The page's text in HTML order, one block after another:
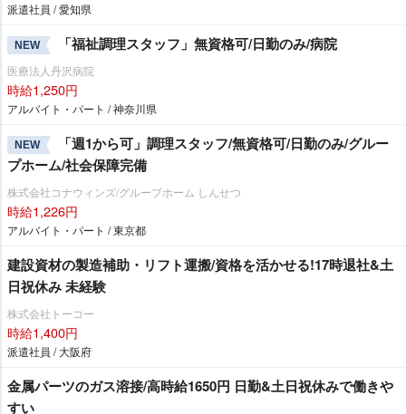
派遣社員 / 愛知県
NEW 「福祉調理スタッフ」無資格可/日勤のみ/病院
医療法人丹沢病院
時給1,250円
アルバイト・パート / 神奈川県
NEW
「週1から可」調理スタッフ/無資格可/日勤のみ/グルー
プホーム/社会保障完備
株式会社コナウィンズ/グループホーム しんせつ
時給1,226円
アルバイト・パート / 東京都
建設資材の製造補助・リフト運搬/資格を活かせる!17時退社&土
日祝休み 未経験
株式会社トーコー
時給1,400円
派遣社員 / 大阪府
金属パーツのガス溶接/高時給1650円 日勤&土日祝休みで働き
すい